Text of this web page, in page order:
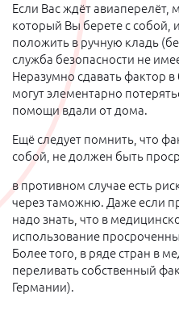
Если Вас ждёт авиаперелёт,
который Вы берете с собой,
положить в ручную кладь
служба безопасности не
Неразумно сдавать фактор
могут элементарно
помощи вдали от дома.
Ещё следует помнить, что
собой, не должен быть
в противном случае есть
через таможню. Даже если
надо знать, что в
использование
Более того, в ряде стран в
переливать собственный
Германии).